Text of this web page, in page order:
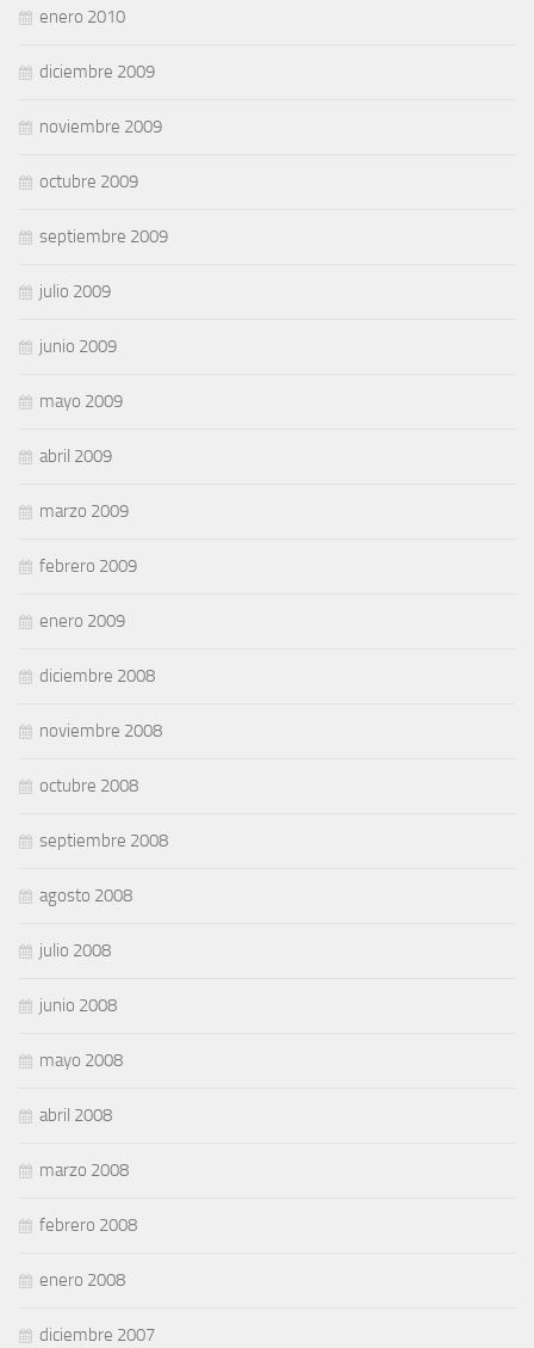
enero 2010
diciembre 2009
noviembre 2009
octubre 2009
septiembre 2009
julio 2009
junio 2009
mayo 2009
abril 2009
marzo 2009
febrero 2009
enero 2009
diciembre 2008
noviembre 2008
octubre 2008
septiembre 2008
agosto 2008
julio 2008
junio 2008
mayo 2008
abril 2008
marzo 2008
febrero 2008
enero 2008
diciembre 2007